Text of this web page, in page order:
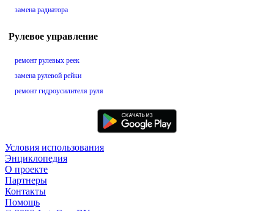
замена радиатора
Рулевое управление
ремонт рулевых реек
замена рулевой рейки
ремонт гидроусилителя руля
Условия использования
Энциклопедия
О проекте
Партнеры
Контакты
Помощь